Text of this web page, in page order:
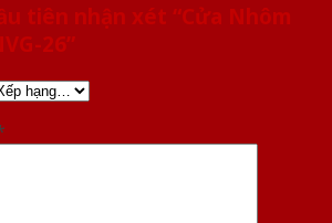
tiên nhận xét “Cửa Nhôm
26”